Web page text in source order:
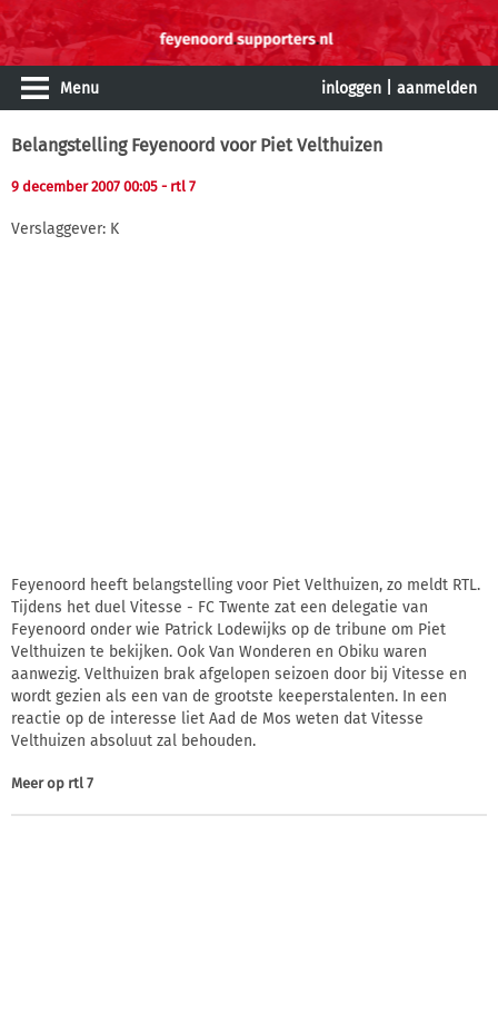
Menu inloggen aanmelden
Belangstelling Feyenoord voor Piet Velthuizen
9 december 2007 00:05 - rtl 7
Verslaggever: K
Feyenoord heeft belangstelling voor Piet Velthuizen, zo meldt RTL.
Tijdens het duel Vitesse - FC Twente zat een delegatie van
Feyenoord onder wie Patrick Lodewijks op de tribune om Piet
Velthuizen te bekijken. Ook Van Wonderen en Obiku waren
aanwezig. Velthuizen brak afgelopen seizoen door bij Vitesse en
wordt gezien als een van de grootste keeperstalenten. In een
reactie op de interesse liet Aad de Mos weten dat Vitesse
Velthuizen absoluut zal behouden.
Meer op rtl 7